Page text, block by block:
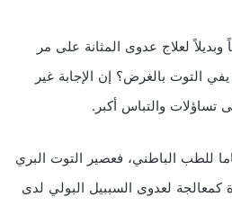
وبديلاً لعلاج عدوى المثانة على مر
التوت بالغرض؟ إن الإجابة غير
والتباس أكبر.
للطب الباطني، فعصير التوت البري
كمعالجة لعدوى السببيل البولي لدى